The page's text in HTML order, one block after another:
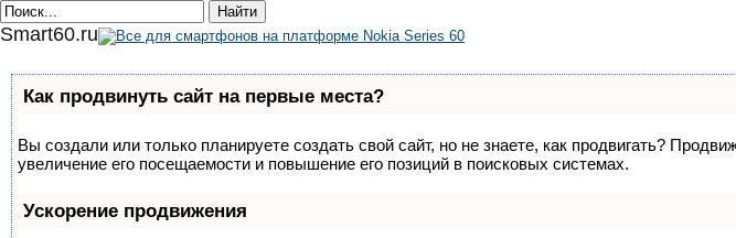
Smart60.ru
Как продвинуть сайт на первые места?
Вы создали или только планируете создать свой сайт, но не знаете, как продвигать?
увеличение его посещаемости и повышение его позиций в поисковых системах.
Ускорение продвижения